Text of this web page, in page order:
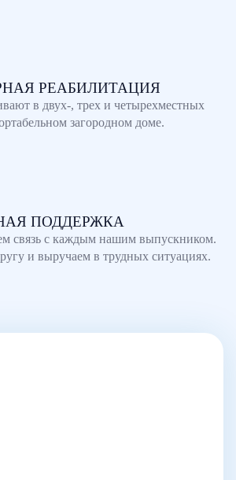
РЕАБИЛИТАЦИЯ
в двух-, трех и четырехместных
загородном доме.
ПОДДЕРЖКА
связь с каждым нашим выпускником.
и выручаем в трудных ситуациях.